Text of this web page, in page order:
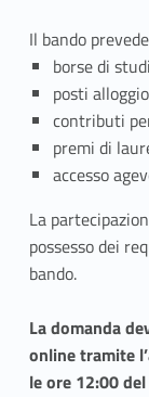
Il bando
borse di
posti alloggio
contributi
premi di
accesso
La
possesso dei
bando.
La domanda
online tramite
le ore 12:00